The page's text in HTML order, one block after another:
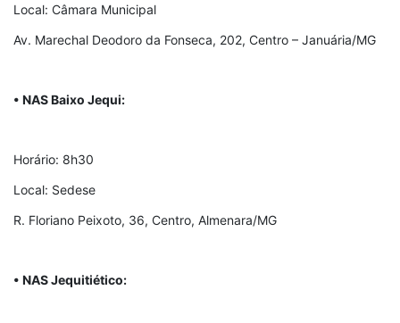
Local: Câmara Municipal
Av. Marechal Deodoro da Fonseca, 202, Centro – Januária/MG
• NAS Baixo Jequi:
Horário: 8h30
Local: Sedese
R. Floriano Peixoto, 36, Centro, Almenara/MG
• NAS Jequitiético: